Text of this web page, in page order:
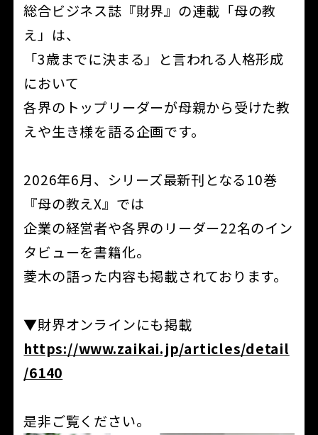
総合ビジネス誌『財界』の連載「母の教
え」は、
「3歳までに決まる」と言われる人格形成
において
各界のトップリーダーが母親から受けた教
えや生き様を語る企画です。
2026年6月、シリーズ最新刊となる10巻
『母の教えX』では
企業の経営者や各界のリーダー22名のイン
タビューを書籍化。
菱木の語った内容も掲載されております。
▼財界オンラインにも掲載
https://www.zaikai.jp/articles/detail
/6140
是非ご覧ください。